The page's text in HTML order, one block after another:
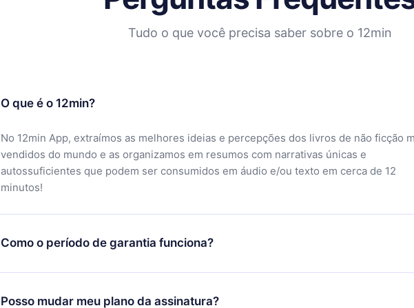
Tudo o que você precisa saber sobre o 12min
O que é o 12min?
No 12min App, extraímos as melhores ideias e percepções dos livros de não ficção
vendidos do mundo e as organizamos em resumos com narrativas únicas e
autossuficientes que podem ser consumidos em áudio e/ou texto em cerca de 12
minutos!
Como o período de garantia funciona?
Você pode baixar nosso aplicativo e começar a aproveitar nossa biblioteca. Se por
motivo não ficar satisfeito com nossa plataforma, basta entrar em contato com nossa
Posso mudar meu plano da assinatura?